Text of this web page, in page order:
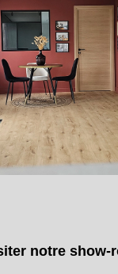
notre show-